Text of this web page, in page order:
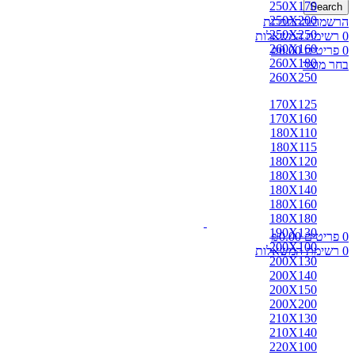
Search
הרשמה/התחברות
0 רשימת המשאלות
0 פריטים ₪0.00
בחר מוצר
0 פריטים ₪0.00
0 רשימת המשאלות
250X170
250X200
250X250
260X160
260X180
260X250
170X125
170X160
180X110
180X115
180X120
180X130
180X140
180X160
180X180
190X130
200X100
200X130
200X140
200X150
200X200
210X130
210X140
220X100